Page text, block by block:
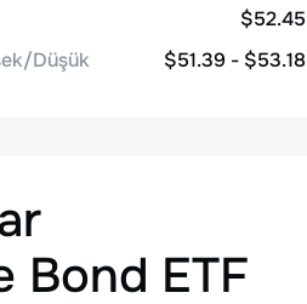
$52.45
Düşük
$51.39 - $53.18
Bond ETF